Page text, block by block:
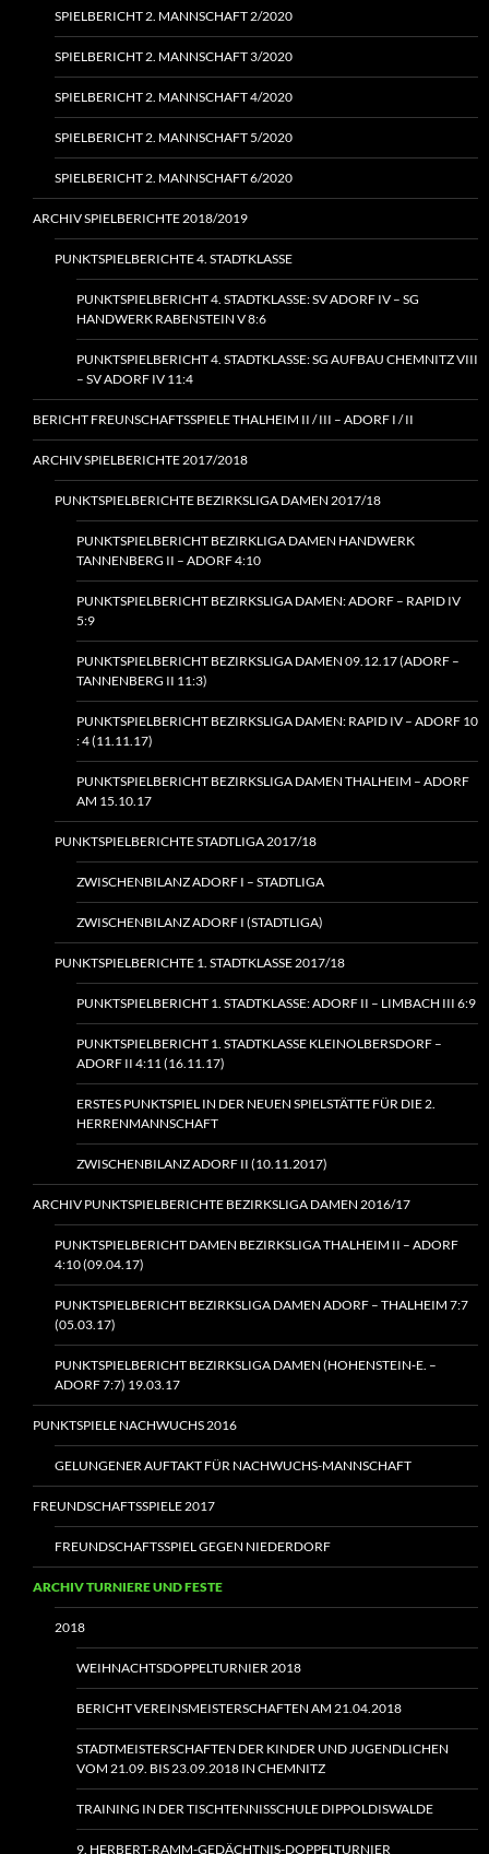
SPIELBERICHT 2. MANNSCHAFT 2/2020
SPIELBERICHT 2. MANNSCHAFT 3/2020
SPIELBERICHT 2. MANNSCHAFT 4/2020
SPIELBERICHT 2. MANNSCHAFT 5/2020
SPIELBERICHT 2. MANNSCHAFT 6/2020
ARCHIV SPIELBERICHTE 2018/2019
PUNKTSPIELBERICHTE 4. STADTKLASSE
PUNKTSPIELBERICHT 4. STADTKLASSE: SV ADORF IV – SG
HANDWERK RABENSTEIN V 8:6
PUNKTSPIELBERICHT 4. STADTKLASSE: SG AUFBAU CHEMNITZ VIII
– SV ADORF IV 11:4
BERICHT FREUNSCHAFTSSPIELE THALHEIM II / III – ADORF I / II
ARCHIV SPIELBERICHTE 2017/2018
PUNKTSPIELBERICHTE BEZIRKSLIGA DAMEN 2017/18
PUNKTSPIELBERICHT BEZIRKLIGA DAMEN HANDWERK
TANNENBERG II – ADORF 4:10
PUNKTSPIELBERICHT BEZIRKSLIGA DAMEN: ADORF – RAPID IV
5:9
PUNKTSPIELBERICHT BEZIRKSLIGA DAMEN 09.12.17 (ADORF –
TANNENBERG II 11:3)
PUNKTSPIELBERICHT BEZIRKSLIGA DAMEN: RAPID IV – ADORF 10
: 4 (11.11.17)
PUNKTSPIELBERICHT BEZIRKSLIGA DAMEN THALHEIM – ADORF
AM 15.10.17
PUNKTSPIELBERICHTE STADTLIGA 2017/18
ZWISCHENBILANZ ADORF I – STADTLIGA
ZWISCHENBILANZ ADORF I (STADTLIGA)
PUNKTSPIELBERICHTE 1. STADTKLASSE 2017/18
PUNKTSPIELBERICHT 1. STADTKLASSE: ADORF II – LIMBACH III 6:9
PUNKTSPIELBERICHT 1. STADTKLASSE KLEINOLBERSDORF –
ADORF II 4:11 (16.11.17)
ERSTES PUNKTSPIEL IN DER NEUEN SPIELSTÄTTE FÜR DIE 2.
HERRENMANNSCHAFT
ZWISCHENBILANZ ADORF II (10.11.2017)
ARCHIV PUNKTSPIELBERICHTE BEZIRKSLIGA DAMEN 2016/17
PUNKTSPIELBERICHT DAMEN BEZIRKSLIGA THALHEIM II – ADORF
4:10 (09.04.17)
PUNKTSPIELBERICHT BEZIRKSLIGA DAMEN ADORF – THALHEIM 7:7
(05.03.17)
PUNKTSPIELBERICHT BEZIRKSLIGA DAMEN (HOHENSTEIN‑E. –
ADORF 7:7) 19.03.17
PUNKTSPIELE NACHWUCHS 2016
GELUNGENER AUFTAKT FÜR NACHWUCHS-MANNSCHAFT
FREUNDSCHAFTSSPIELE 2017
FREUNDSCHAFTSSPIEL GEGEN NIEDERDORF
ARCHIV TURNIERE UND FESTE
2018
WEIHNACHTSDOPPELTURNIER 2018
BERICHT VEREINSMEISTERSCHAFTEN AM 21.04.2018
STADTMEISTERSCHAFTEN DER KINDER UND JUGENDLICHEN
VOM 21.09. BIS 23.09.2018 IN CHEMNITZ
TRAINING IN DER TISCHTENNISSCHULE DIPPOLDISWALDE
9. HERBERT-RAMM-GEDÄCHTNIS-DOPPELTURNIER